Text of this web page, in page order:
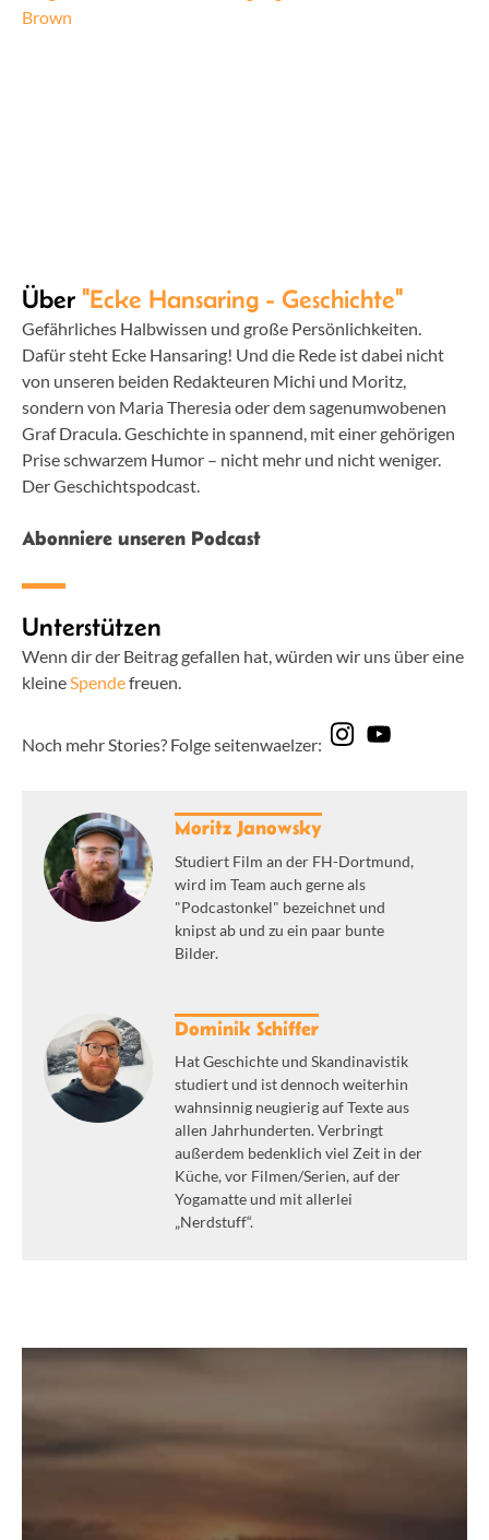
Brown
Über "Ecke Hansaring - Geschichte"
Gefährliches Halbwissen und große Persönlichkeiten.
Dafür steht Ecke Hansaring! Und die Rede ist dabei nicht
von unseren beiden Redakteuren Michi und Moritz,
sondern von Maria Theresia oder dem sagenumwobenen
Graf Dracula. Geschichte in spannend, mit einer gehörigen
Prise schwarzem Humor – nicht mehr und nicht weniger.
Der Geschichtspodcast.
Abonniere unseren Podcast
Unterstützen
Wenn dir der Beitrag gefallen hat, würden wir uns über eine
kleineSpendefreuen.
Noch mehr Stories? Folge seitenwaelzer:
Moritz Janowsky
Studiert Film an der FH-Dortmund,
wird im Team auch gerne als
"Podcastonkel" bezeichnet und
knipst ab und zu ein paar bunte
Bilder.
Dominik Schiffer
Hat Geschichte und Skandinavistik
studiert und ist dennoch weiterhin
wahnsinnig neugierig auf Texte aus
allen Jahrhunderten. Verbringt
außerdem bedenklich viel Zeit in der
Küche, vor Filmen/Serien, auf der
Yogamatte und mit allerlei
„Nerdstuff“.